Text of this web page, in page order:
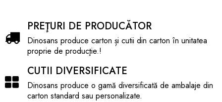
PREŢURI DE PRODUCĂTOR
Dinosans produce carton și cutii din carton în unitatea
proprie de producţie.!
CUTII DIVERSIFICATE
Dinosans produce o gamă diversificată de ambalaje din
carton standard sau personalizate.